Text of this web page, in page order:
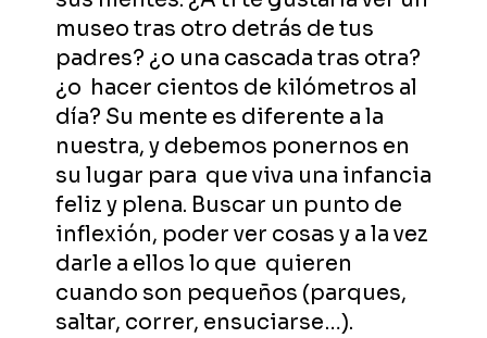
museo tras otro detrás de tus
padres? ¿o una cascada tras otra?
¿o hacer cientos de kilómetros al
día? Su mente es diferente a la
nuestra, y debemos ponernos en
su lugar para que viva una infancia
feliz y plena. Buscar un punto de
inflexión, poder ver cosas y a la vez
darle a ellos lo que quieren
cuando son pequeños (parques,
saltar, correr, ensuciarse…).